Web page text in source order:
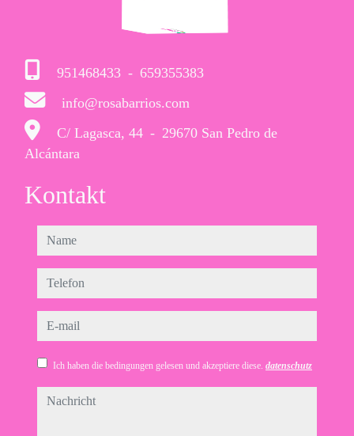
951468433 - 659355383
info@rosabarrios.com
C/ Lagasca, 44 - 29670 San Pedro de
Alcántara
Kontakt
name
telefon
e-mail
Ich haben die bedingungen gelesen und akzeptiere diese. datenschutz
nachricht